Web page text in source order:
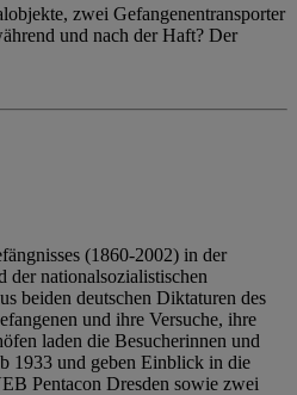
zwei Gefangenentransporter
und nach der Haft? Der
(1860-2002) in der
der nationalsozialistischen
beiden deutschen Diktaturen des
und ihre Versuche, ihre
laden die Besucherinnen und
1933 und geben Einblick in die
Pentacon Dresden sowie zwei